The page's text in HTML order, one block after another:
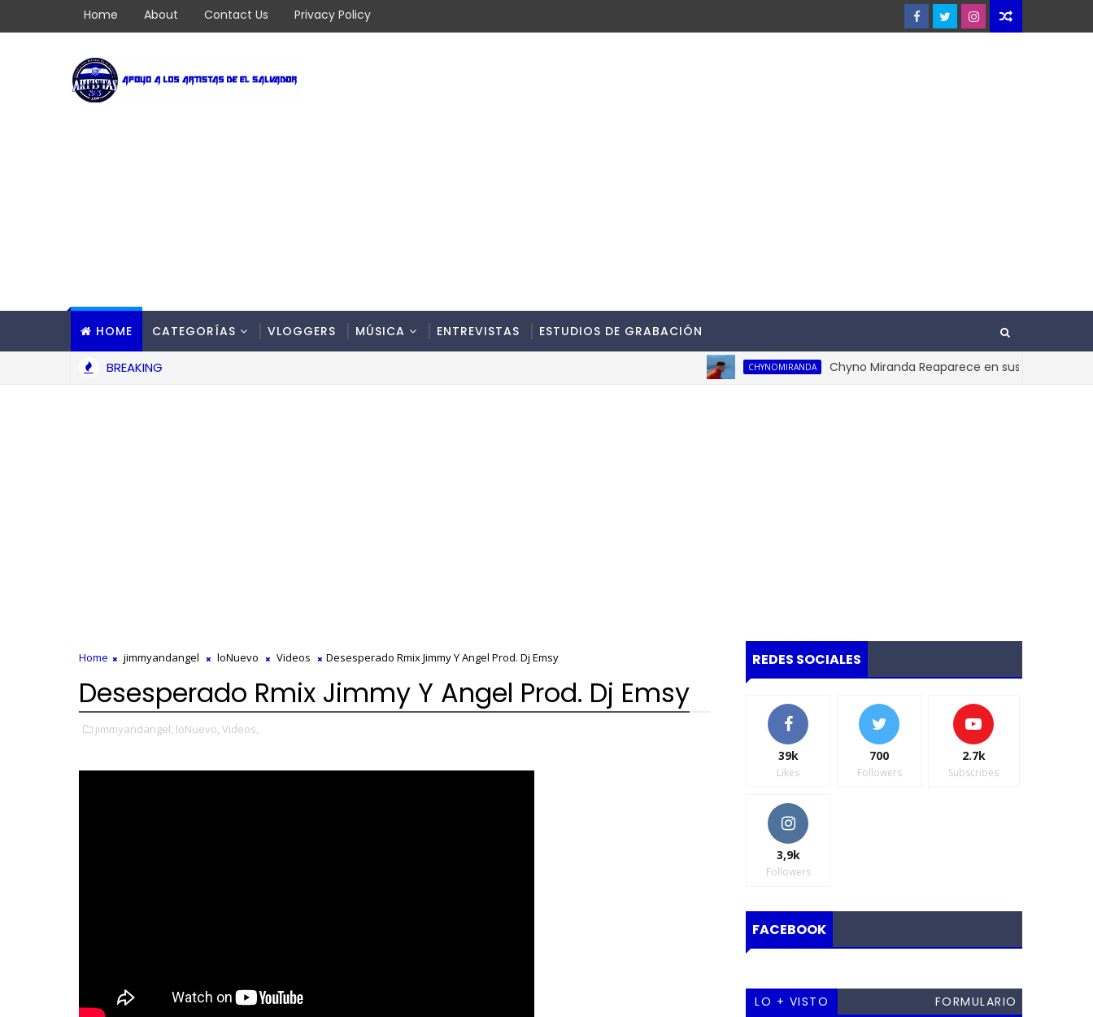
Home About Contact Us Privacy Policy
HOME CATEGORÍAS VLOGGERS MÚSICA ENTREVISTAS ESTUDIOS DE GRABACIÓN
BREAKING CHYNOMIRANDA Chyno Miranda Reaparece en sus redes Sociales
Home jimmyandangel loNuevo Videos Desesperado Rmix Jimmy Y Angel Prod. Dj Emsy
Desesperado Rmix Jimmy Y Angel Prod. Dj Emsy
jimmyandangel, loNuevo, Videos,
REDES SOCIALES
39k
Likes
700
Followers
2.7k
Subscribes
3,9k
Followers
FACEBOOK
LO + VISTO
FORMULARIO